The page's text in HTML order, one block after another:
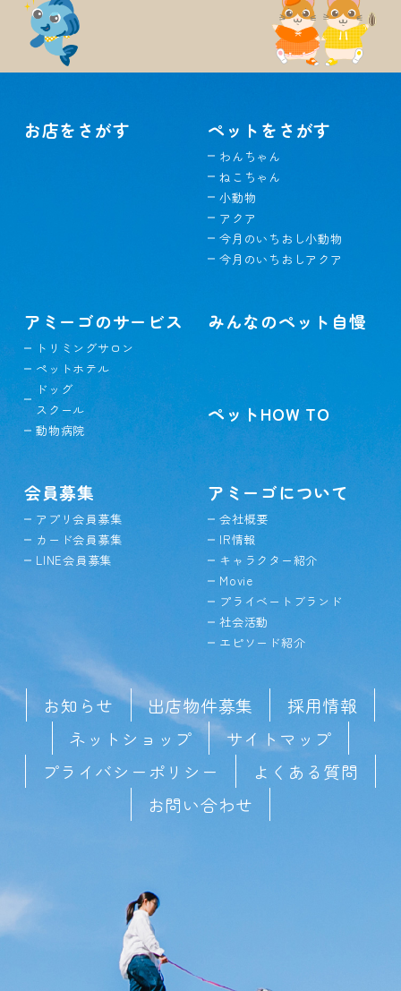
お店をさがす ペットをさがす
わんちゃん
ねこちゃん
小動物
アクア
今月のいちおし小動物
今月のいちおしアクア
アミーゴのサービス
トリミングサロン
ペットホテル
ドッグ
スクール
動物病院
みんなのペット自慢
ペットHOW TO
会員募集
アプリ会員募集
カード会員募集
LINE会員募集
アミーゴについて
会社概要
IR情報
キャラクター紹介
Movie
プライベートブランド
社会活動
エピソード紹介
お知らせ 出店物件募集
採用情報
ネットショップ
サイトマップ
プライバシーポリシー
よくある質問
お問い合わせ